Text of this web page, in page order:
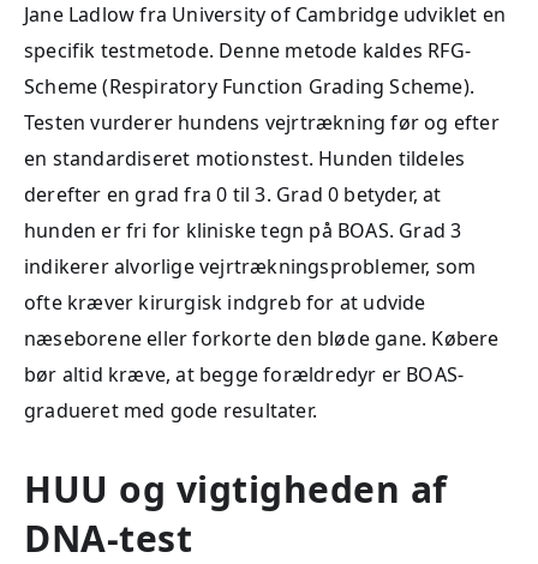
Jane Ladlow fra University of Cambridge udviklet en
specifik testmetode. Denne metode kaldes RFG-
Scheme (Respiratory Function Grading Scheme).
Testen vurderer hundens vejrtrækning før og efter
en standardiseret motionstest. Hunden tildeles
derefter en grad fra 0 til 3. Grad 0 betyder, at
hunden er fri for kliniske tegn på BOAS. Grad 3
indikerer alvorlige vejrtrækningsproblemer, som
ofte kræver kirurgisk indgreb for at udvide
næseborene eller forkorte den bløde gane. Købere
bør altid kræve, at begge forældredyr er BOAS-
gradueret med gode resultater.
HUU og vigtigheden af
DNA-test